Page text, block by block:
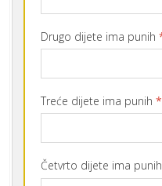
Drugo dijete ima punih
Treće dijete ima punih *
Četvrto dijete ima punih